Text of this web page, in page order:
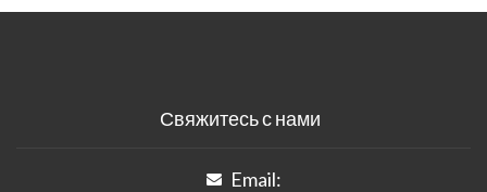
Свяжитесь с нами
Email: